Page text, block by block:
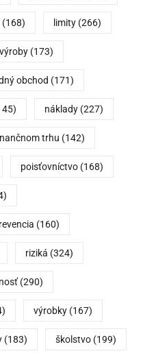
(168) limity (266)
(173)
obchod (171)
náklady (227)
trhu (142)
poisťovníctvo (168)
(160)
riziká (324)
(290)
výrobky (167)
(183) školstvo (199)